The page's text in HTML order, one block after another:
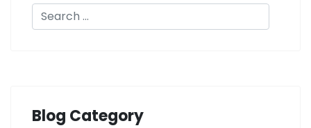
Blog Category